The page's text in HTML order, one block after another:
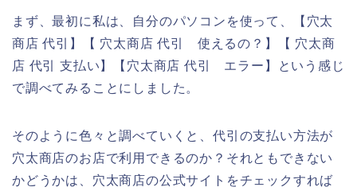
まず、最初に私は、自分のパソコンを使って、【穴太
商店 代引】【 穴太商店 代引 使えるの？】【 穴太商
店 代引 支払い】【穴太商店 代引 エラー】という感じ
で調べてみることにしました。
そのように色々と調べていくと、代引の支払い方法が
穴太商店のお店で利用できるのか？それともできない
かどうかは、穴太商店の公式サイトをチェックすれば